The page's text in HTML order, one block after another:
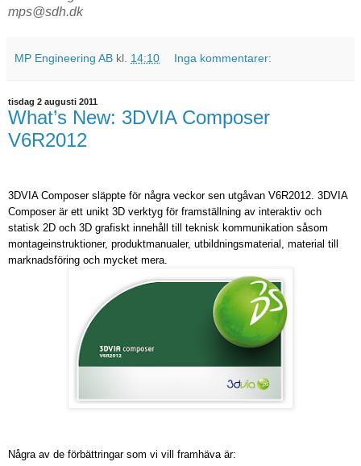
mps@sdh.dk
MP Engineering AB kl. 14:10 Inga kommentarer:
tisdag 2 augusti 2011
What’s New: 3DVIA Composer
V6R2012
3DVIA Composer släppte för några veckor sen utgåvan V6R2012. 3DVIA
Composer är ett unikt 3D verktyg för framställning av interaktiv och
statisk 2D och 3D grafiskt innehåll till teknisk kommunikation såsom
montageinstruktioner, produktmanualer, utbildningsmaterial, material till
marknadsföring och mycket mera.
Några av de förbättringar som vi vill framhäva är: